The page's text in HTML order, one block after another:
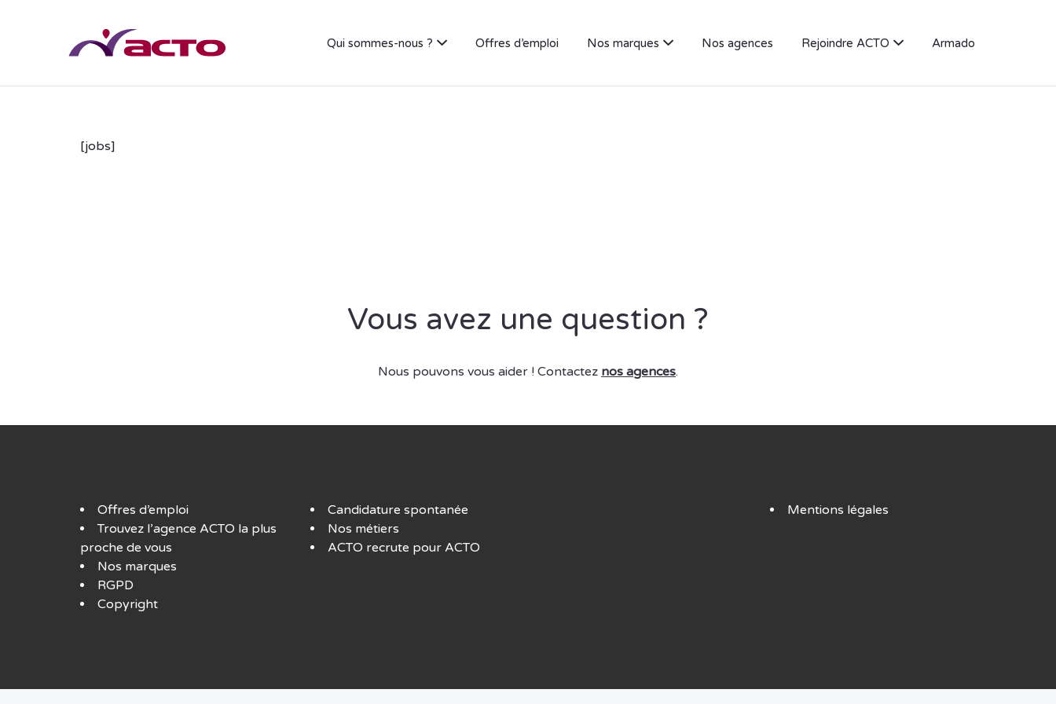
Qui sommes-nous ? Offres d’emploi Nos marques Nos agences Rejoindre ACTO Armado
[jobs]
Vous avez une question ?
Nous pouvons vous aider ! Contactez nos agences.
Offres d’emploi
Trouvez l’agence ACTO la plus
proche de vous
Nos marques
RGPD
Copyright
Candidature spontanée
Nos métiers
ACTO recrute pour ACTO
Mentions légales